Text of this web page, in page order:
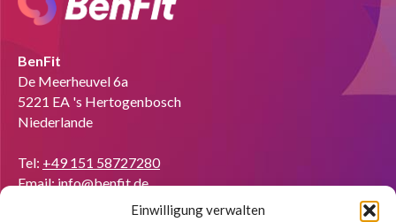
Einwilligung verwalten
BenFit
De Meerheuvel 6a
5221 EA 's Hertogenbosch
Niederlande
Tel: +49 151 58727280
Email:info@benfit.de